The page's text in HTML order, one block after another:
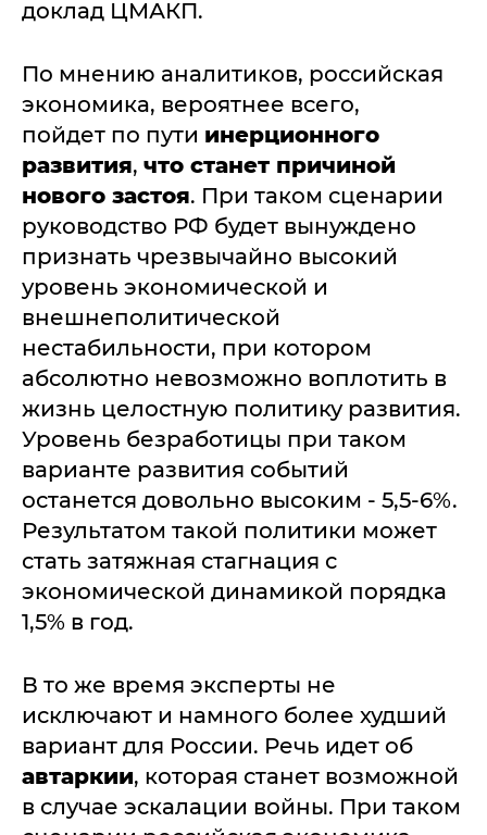
доклад ЦМАКП.
По мнению аналитиков, российская
экономика, вероятнее всего,
пойдет по пути инерционного
развития, что станет причиной
нового застоя. При таком сценарии
руководство РФ будет вынуждено
признать чрезвычайно высокий
уровень экономической и
внешнеполитической
нестабильности, при котором
абсолютно невозможно воплотить в
жизнь целостную политику развития.
Уровень безработицы при таком
варианте развития событий
останется довольно высоким - 5,5-6%.
Результатом такой политики может
стать затяжная стагнация с
экономической динамикой порядка
1,5% в год.
В то же время эксперты не
исключают и намного более худший
вариант для России. Речь идет об
автаркии, которая станет возможной
в случае эскалации войны. При таком